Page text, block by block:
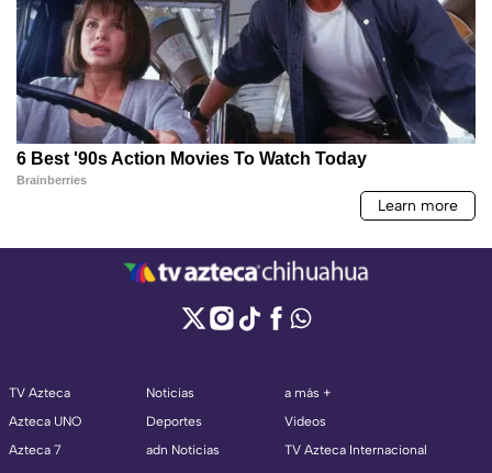
TV Azteca
Azteca UNO
Azteca 7
Noticias
Deportes
adn Noticias
a más +
Videos
TV Azteca Internacional